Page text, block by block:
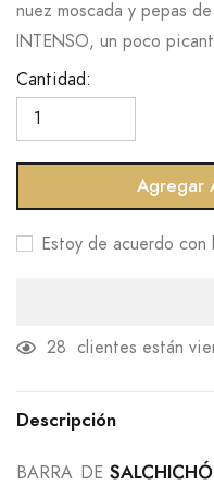
nuez moscada y pepas
INTENSO, un poco
Cantidad:
Agregar
Estoy de acuerdo
10 clientes están
el
a
Descripción
BARRA DE